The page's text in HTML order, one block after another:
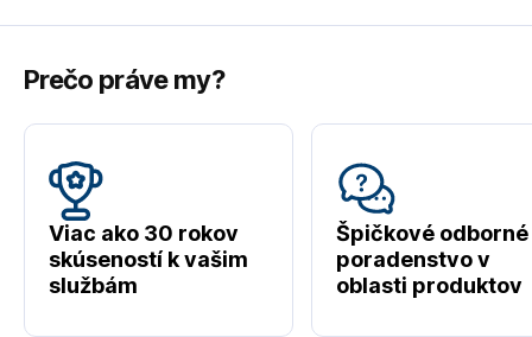
Prečo práve my?
Viac ako 30 rokov
skúseností k vašim
službám
Špičkové odborné
poradenstvo v
oblasti produktov